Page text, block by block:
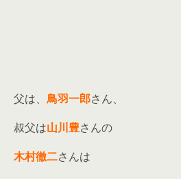
父は、 鳥羽一郎さん、
叔父は山川豊さんの
木村徹二さんは